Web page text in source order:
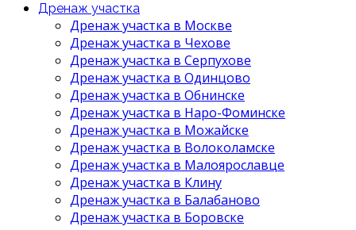
Дренаж участка
Дренаж участка в Москве
Дренаж участка в Чехове
Дренаж участка в Серпухове
Дренаж участка в Одинцово
Дренаж участка в Обнинске
Дренаж участка в Наро-Фоминске
Дренаж участка в Можайске
Дренаж участка в Волоколамске
Дренаж участка в Малоярославце
Дренаж участка в Клину
Дренаж участка в Балабаново
Дренаж участка в Боровске